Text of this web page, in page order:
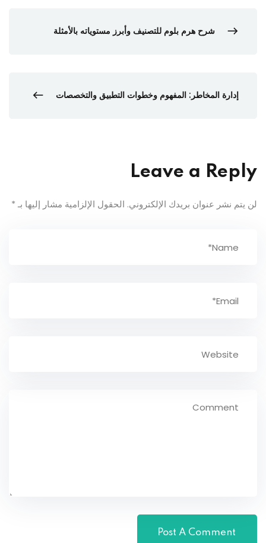
شرح هرم بلوم للتصنيف وأبرز مستوياته بالأمثلة
إدارة المخاطر: المفهوم وخطوات التطبيق والتخصصات
Leave a Reply
لن يتم نشر عنوان بريدك الإلكتروني. الحقول الإلزامية مشار إليها بـ *